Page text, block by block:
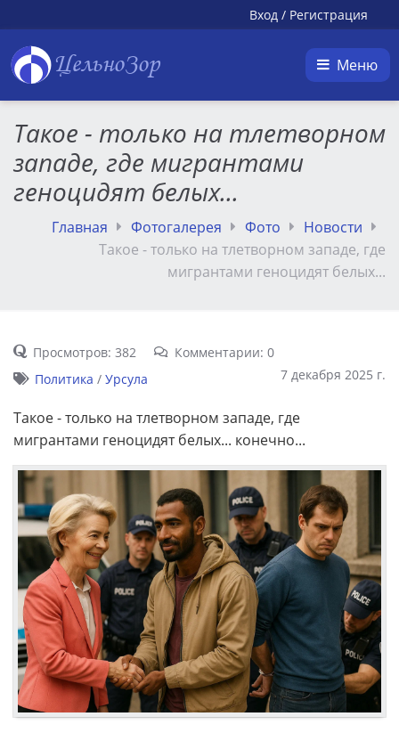
Вход / Регистрация
ЦельноЗор Меню
Такое - только на тлетворном
западе, где мигрантами
геноцидят белых...
Главная Фотогалерея Фото
Новости
Такое - только на тлетворном западе, где
мигрантами геноцидят белых...
Просмотров: 382
Комментарии: 0
7 декабря 2025 г.
Политика / Урсула
Такое - только на тлетворном западе, где
мигрантами геноцидят белых... конечно...